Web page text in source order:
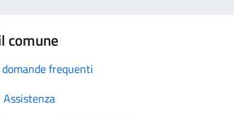
comune
frequenti
Assistenza